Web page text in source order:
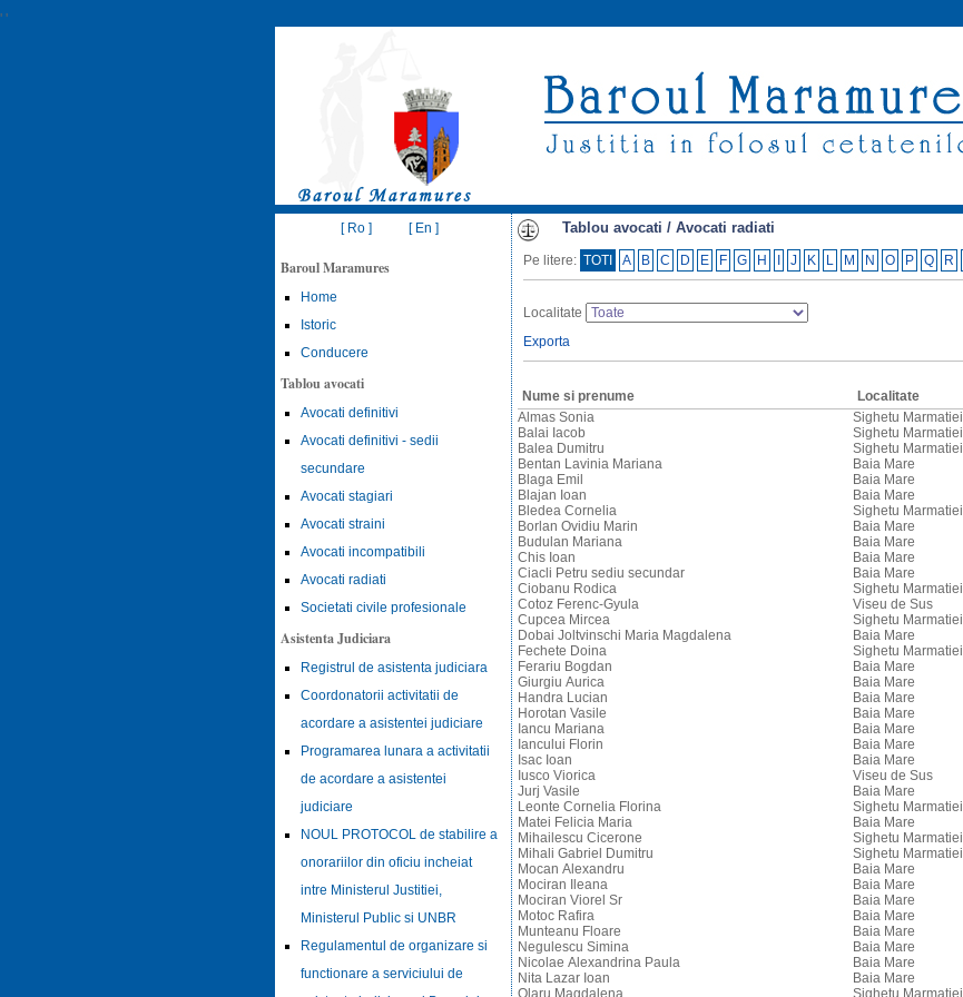
' '
[ Ro ] [ En ]
Baroul Maramures
Home
Istoric
Conducere
Tablou avocati
Avocati definitivi
Avocati definitivi - sedii
secundare
Avocati stagiari
Avocati straini
Avocati incompatibili
Avocati radiati
Societati civile profesionale
Asistenta Judiciara
Registrul de asistenta judiciara
Coordonatorii activitatii de
acordare a asistentei judiciare
Programarea lunara a activitatii
de acordare a asistentei
judiciare
NOUL PROTOCOL de stabilire a
onorariilor din oficiu incheiat
intre Ministerul Justitiei,
Ministerul Public si UNBR
Regulamentul de organizare si
functionare a serviciului de
Tablou avocati / Avocati radiati
Pe litere: TOTI A B C D E F G H J K L M N O P Q R
Localitate
Exporta
Nume si prenume Localitate
Almas Sonia
Sighetu Marmatiei
Balai Iacob
Sighetu Marmatiei
Balea Dumitru
Sighetu Marmatiei
Bentan Lavinia Mariana
Baia Mare
Blaga Emil
Baia Mare
Blajan Ioan
Baia Mare
Bledea Cornelia
Sighetu Marmatiei
Borlan Ovidiu Marin
Baia Mare
Budulan Mariana
Baia Mare
Chis Ioan
Baia Mare
Ciacli Petru sediu secundar
Baia Mare
Ciobanu Rodica
Sighetu Marmatiei
Cotoz Ferenc-Gyula
Viseu de Sus
Cupcea Mircea
Sighetu Marmatiei
Dobai Joltvinschi Maria Magdalena
Baia Mare
Fechete Doina
Sighetu Marmatiei
Ferariu Bogdan
Baia Mare
Giurgiu Aurica
Baia Mare
Handra Lucian
Baia Mare
Horotan Vasile
Baia Mare
Iancu Mariana
Baia Mare
Iancului Florin
Baia Mare
Isac Ioan
Baia Mare
Iusco Viorica
Viseu de Sus
Jurj Vasile
Baia Mare
Leonte Cornelia Florina
Sighetu Marmatiei
Matei Felicia Maria
Baia Mare
Mihailescu Cicerone
Sighetu Marmatiei
Mihali Gabriel Dumitru
Sighetu Marmatiei
Mocan Alexandru
Baia Mare
Mociran Ileana
Baia Mare
Mociran Viorel Sr
Baia Mare
Motoc Rafira
Baia Mare
Munteanu Floare
Baia Mare
Negulescu Simina
Baia Mare
Nicolae Alexandrina Paula
Baia Mare
Nita Lazar Ioan
Baia Mare
Olaru Magdalena
Sighetu Marmatiei